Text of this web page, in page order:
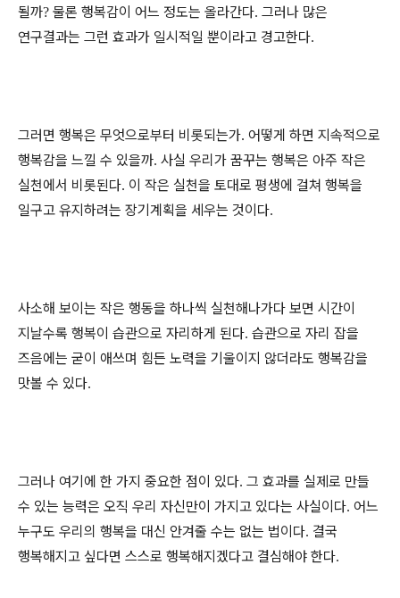
될까? 물론 행복감이 어느 정도는 올라간다. 그러나 많은
연구결과는 그런 효과가 일시적일 뿐이라고 경고한다.
그러면 행복은 무엇으로부터 비롯되는가. 어떻게 하면 지속적으로
행복감을 느낄 수 있을까. 사실 우리가 꿈꾸는 행복은 아주 작은
실천에서 비롯된다. 이 작은 실천을 토대로 평생에 걸쳐 행복을
일구고 유지하려는 장기계획을 세우는 것이다.
사소해 보이는 작은 행동을 하나씩 실천해나가다 보면 시간이
지날수록 행복이 습관으로 자리하게 된다. 습관으로 자리 잡을
즈음에는 굳이 애쓰며 힘든 노력을 기울이지 않더라도 행복감을
맛볼 수 있다.
그러나 여기에 한 가지 중요한 점이 있다. 그 효과를 실제로 만들
수 있는 능력은 오직 우리 자신만이 가지고 있다는 사실이다. 어느
누구도 우리의 행복을 대신 안겨줄 수는 없는 법이다. 결국
행복해지고 싶다면 스스로 행복해지겠다고 결심해야 한다.